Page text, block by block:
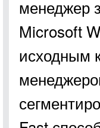
менеджер
Microsoft
исходным